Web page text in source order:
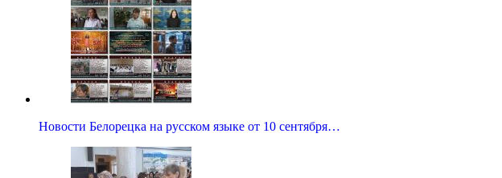
Новости Белорецка на русском языке от 10 сентября…